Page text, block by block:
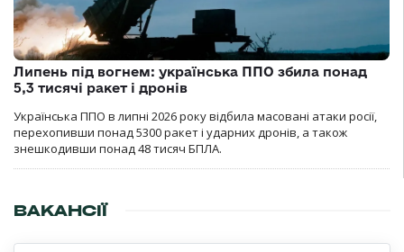
Липень під вогнем: українська ППО збила понад
5,3 тисячі ракет і дронів
Українська ППО в липні 2026 року відбила масовані атаки росії,
перехопивши понад 5300 ракет і ударних дронів, а також
знешкодивши понад 48 тисяч БПЛА.
ВАКАНСІЇ